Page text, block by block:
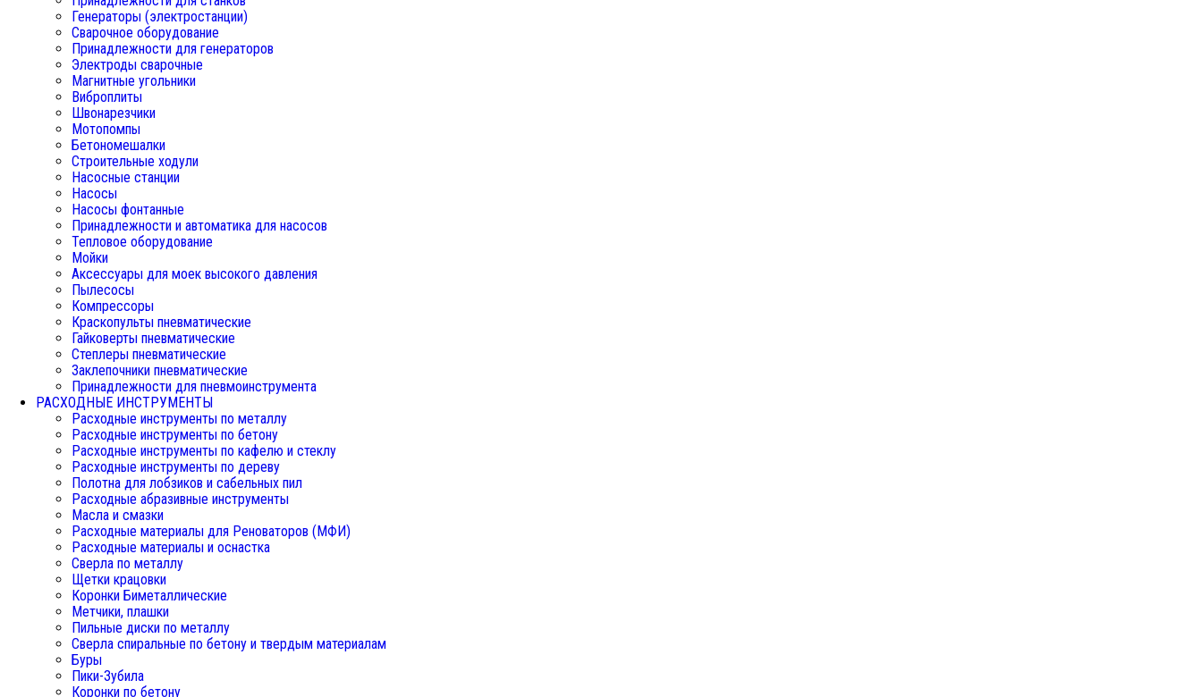
Генераторы (электростанции)
Сварочное оборудование
Принадлежности для генераторов
Электроды сварочные
Магнитные угольники
Виброплиты
Швонарезчики
Мотопомпы
Бетономешалки
Строительные ходули
Насосные станции
Насосы
Насосы фонтанные
Принадлежности и автоматика для насосов
Тепловое оборудование
Мойки
Аксессуары для моек высокого давления
Пылесосы
Компрессоры
Краскопульты пневматические
Гайковерты пневматические
Степлеры пневматические
Заклепочники пневматические
Принадлежности для пневмоинструмента
РАСХОДНЫЕ ИНСТРУМЕНТЫ
Расходные инструменты по металлу
Расходные инструменты по бетону
Расходные инструменты по кафелю и стеклу
Расходные инструменты по дереву
Полотна для лобзиков и сабельных пил
Расходные абразивные инструменты
Масла и смазки
Расходные материалы для Реноваторов (МФИ)
Расходные материалы и оснастка
Сверла по металлу
Щетки крацовки
Коронки Биметаллические
Метчики, плашки
Пильные диски по металлу
Сверла спиральные по бетону и твердым материалам
Буры
Пики-Зубила
Коронки по бетону